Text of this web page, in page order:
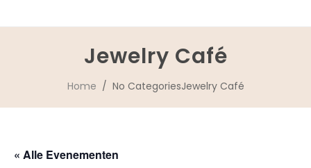
Jewelry Café
Home / No CategoriesJewelry Café
« Alle Evenementen